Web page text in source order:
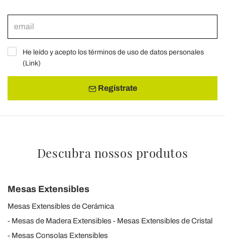
He leído y acepto los términos de uso de datos personales
(Link)
Regístrate
Descubra nossos produtos
Mesas Extensibles
Mesas Extensibles de Cerámica
Mesas de Madera Extensibles
Mesas Extensibles de Cristal
Mesas Consolas Extensibles